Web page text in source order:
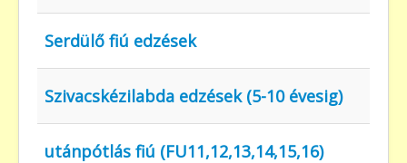
Serdülő fiú edzések
Szivacskézilabda edzések (5-10 évesig)
utánpótlás fiú (FU11,12,13,14,15,16)